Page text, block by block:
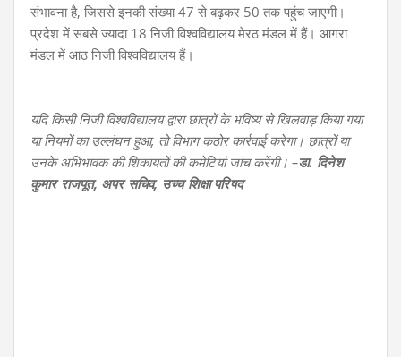
संभावना है, जिससे इनकी संख्या 47 से बढ़कर 50 तक पहुंच जाएगी।
प्रदेश में सबसे ज्यादा 18 निजी विश्वविद्यालय मेरठ मंडल में हैं। आगरा
मंडल में आठ निजी विश्वविद्यालय हैं।
यदि किसी निजी विश्वविद्यालय द्वारा छात्रों के भविष्य से खिलवाड़ किया गया
या नियमों का उल्लंघन हुआ, तो विभाग कठोर कार्रवाई करेगा। छात्रों या
उनके अभिभावक की शिकायतों की कमेटियां जांच करेंगी। –डा. दिनेश
कुमार राजपूत, अपर सचिव, उच्च शिक्षा परिषद